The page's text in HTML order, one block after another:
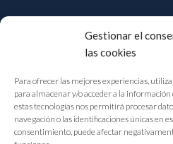
Gestionar el
las cookies
Para ofrecer las mejores experiencias,
para almacenar y/o acceder a la
estas tecnologías nos permitirá procesar
navegación o las identificaciones únicas en
consentimiento, puede afectar